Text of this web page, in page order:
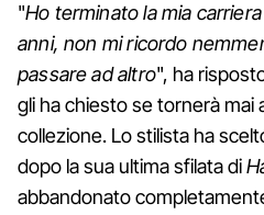
"Ho terminato la mia
anni, non mi ricordo
passare ad altro", ha
gli ha chiesto se tornerà mai
collezione. Lo stilista ha
dopo la sua ultima sfilata di
abbandonato